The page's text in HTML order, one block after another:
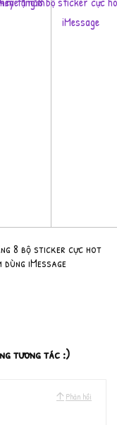
8 bộ sticker cực hot
dùng iMessage
tương tác :)
Phản hồi